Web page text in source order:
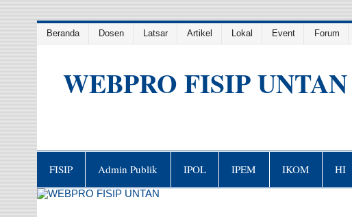
Beranda Dosen Latsar Artikel Lokal Event Forum
WEBPRO FISIP UNTAN
FISIP Admin Publik IPOL IPEM IKOM HI